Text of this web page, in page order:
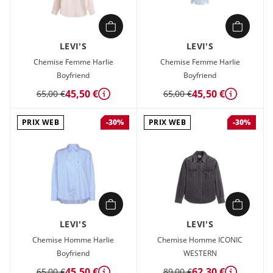
LEVI'S
Chemise Femme Harlie
Boyfriend
65,00 €45,50 € Détails
LEVI'S
Chemise Femme Harlie
Boyfriend
65,00 €45,50 € Détails
PRIX WEB -30%
LEVI'S
Chemise Homme Harlie
Boyfriend
PRIX WEB -30%
LEVI'S
Chemise Homme ICONIC
WESTERN